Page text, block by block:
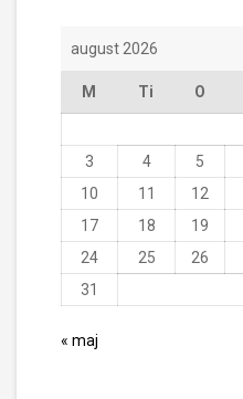
august 2026
M Ti O
3
4 5
10
11 12
17
18 19
24
25 26
31
« maj